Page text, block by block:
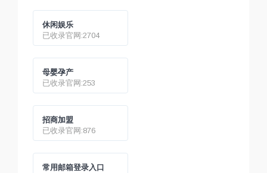
休闲娱乐
已收录官网:2704
母婴孕产
已收录官网:253
招商加盟
已收录官网:876
常用邮箱登录入口